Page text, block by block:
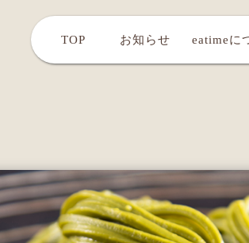
TOP お知らせ eatimeに